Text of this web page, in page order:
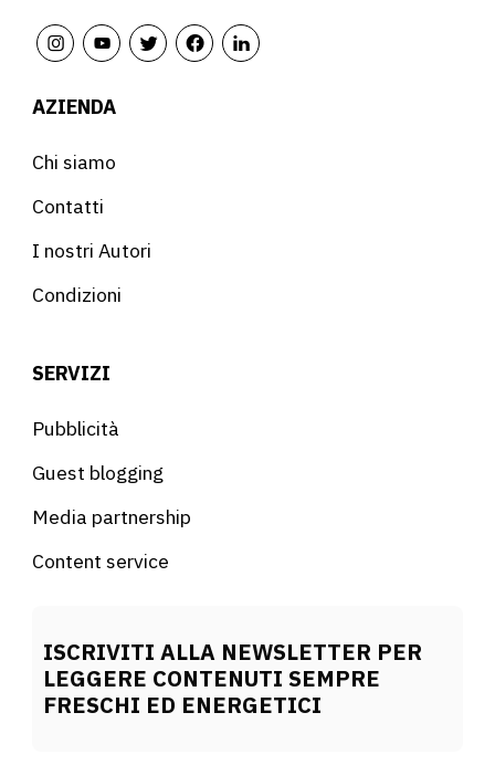
AZIENDA
Chi siamo
Contatti
I nostri Autori
Condizioni
SERVIZI
Pubblicità
Guest blogging
Media partnership
Content service
ISCRIVITI ALLA NEWSLETTER PER
LEGGERE CONTENUTI SEMPRE
FRESCHI ED ENERGETICI